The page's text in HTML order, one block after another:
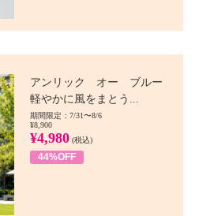
アンリック オー ブルー
軽やかに風をまとう...
期間限定：7/31〜8/6
¥8,900
¥4,980 (税込)
44%OFF